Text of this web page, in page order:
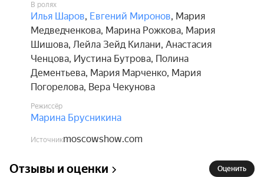
В ролях
Илья Шаров, Евгений Миронов, Мария
Медведченкова, Марина Рожкова, Мария
Шишова, Лейла Зейд Килани, Анастасия
Ченцова, Иустина Бутрова, Полина
Дементьева, Мария Марченко, Мария
Погорелова, Вера Чекунова
Режиссёр
Марина Брусникина
Источникmoscowshow.com
Отзывы и оценки Оценить